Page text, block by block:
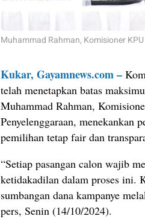
Muhammad Rahman, Komisioner
Kukar, Gayamnews.com –
telah menetapkan batas
Muhammad Rahman,
Penyelenggaraan, menekankan
pemilihan tetap fair dan
“Setiap pasangan calon wajib
ketidakadilan dalam proses ini.
sumbangan dana kampanye
pers, Senin (14/10/2024).